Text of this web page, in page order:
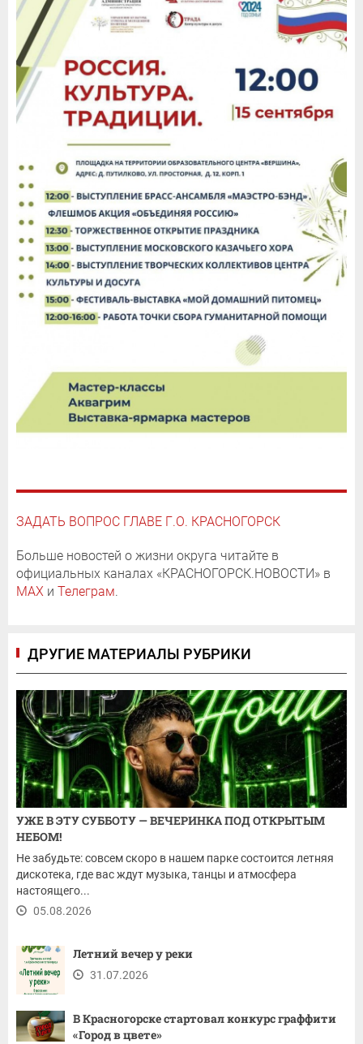
ЗАДАТЬ ВОПРОС ГЛАВЕ Г.О. КРАСНОГОРСК
Больше новостей о жизни округа читайте в
официальных каналах «КРАСНОГОРСК.НОВОСТИ» в
MAX и Телеграм.
ДРУГИЕ МАТЕРИАЛЫ РУБРИКИ
УЖЕ В ЭТУ СУББОТУ — ВЕЧЕРИНКА ПОД ОТКРЫТЫМ
НЕБОМ!
Не забудьте: совсем скоро в нашем парке состоится летняя
дискотека, где вас ждут музыка, танцы и атмосфера
настоящего...
05.08.2026
Летний вечер у реки
31.07.2026
В Красногорске стартовал конкурс граффити
«Город в цвете»